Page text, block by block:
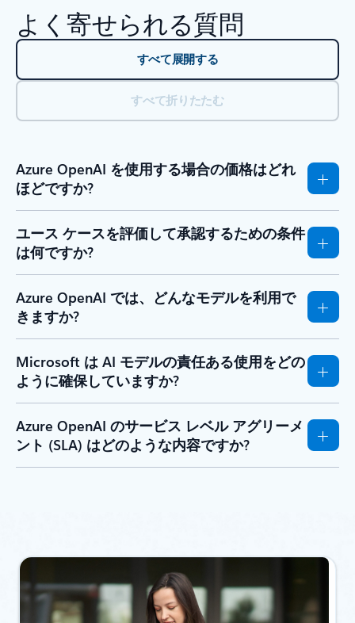
よく寄せられる質問
すべて展開する
すべて折りたたむ
Azure OpenAI を使用する場合の価格はどれ
ほどですか?
ユース ケースを評価して承認するための条件
は何ですか?
Azure OpenAI では、どんなモデルを利用で
きますか?
Microsoft は AI モデルの責任ある使用をどの
ように確保していますか?
Azure OpenAI のサービス レベル アグリーメ
ント (SLA) はどのような内容ですか?